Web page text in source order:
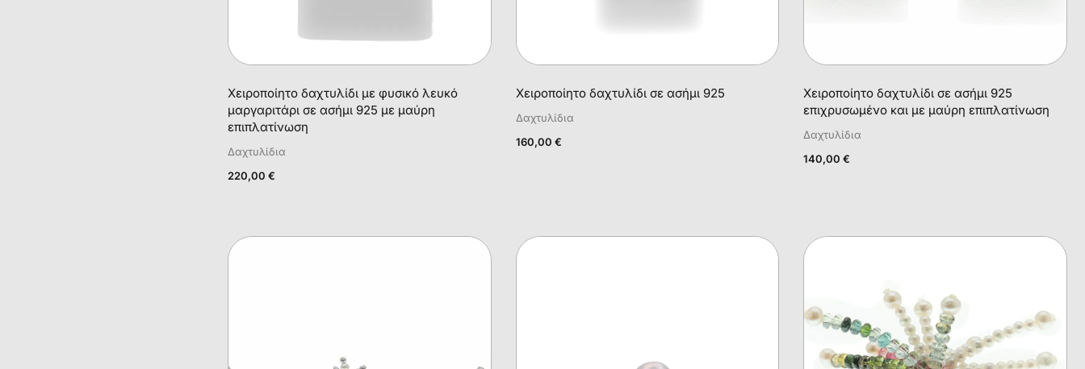
Χειροποίητο δαχτυλίδι με φυσικό λευκό
μαργαριτάρι σε ασήμι 925 με μαύρη
επιπλατίνωση
Δαχτυλίδια
220,00 €
Χειροποίητο δαχτυλίδι σε ασήμι 925
Δαχτυλίδια
160,00 €
Χειροποίητο δαχτυλίδι σε ασήμι 925
επιχρυσωμένο και με μαύρη επιπλατίνωση
Δαχτυλίδια
140,00€